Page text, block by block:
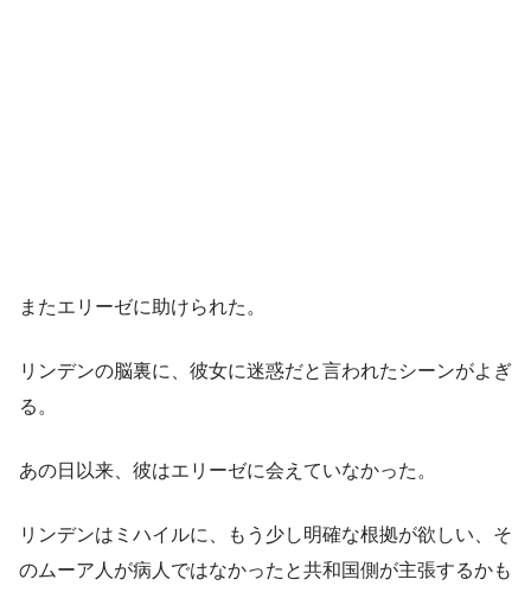
またエリーゼに助けられた。
リンデンの脳裏に、彼女に迷惑だと言われたシーンがよぎ
る。
あの日以来、彼はエリーゼに会えていなかった。
リンデンはミハイルに、もう少し明確な根拠が欲しい、そ
のムーア人が病人ではなかったと共和国側が主張するかも